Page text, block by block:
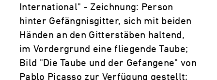
International" - Zeichnung: Person
hinter Gefängnisgitter, sich mit beiden
Händen an den Gitterstäben haltend,
im Vordergrund eine fliegende Taube;
Bild "Die Taube und der Gefangene" von
Pablo Picasso zur Verfügung gestellt;